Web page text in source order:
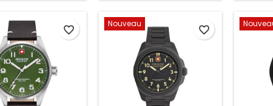
favorite_border
Nouveau
favorite_border